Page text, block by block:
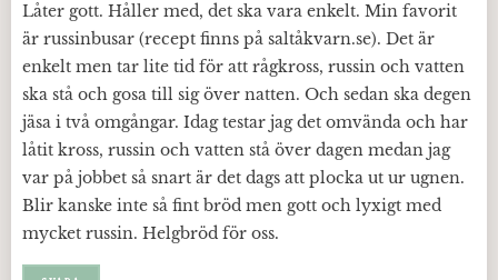
Låter gott. Håller med, det ska vara enkelt. Min favorit
är russinbusar (recept finns på saltåkvarn.se). Det är
enkelt men tar lite tid för att rågkross, russin och vatten
ska stå och gosa till sig över natten. Och sedan ska degen
jäsa i två omgångar. Idag testar jag det omvända och har
låtit kross, russin och vatten stå över dagen medan jag
var på jobbet så snart är det dags att plocka ut ur ugnen.
Blir kanske inte så fint bröd men gott och lyxigt med
mycket russin. Helgbröd för oss.